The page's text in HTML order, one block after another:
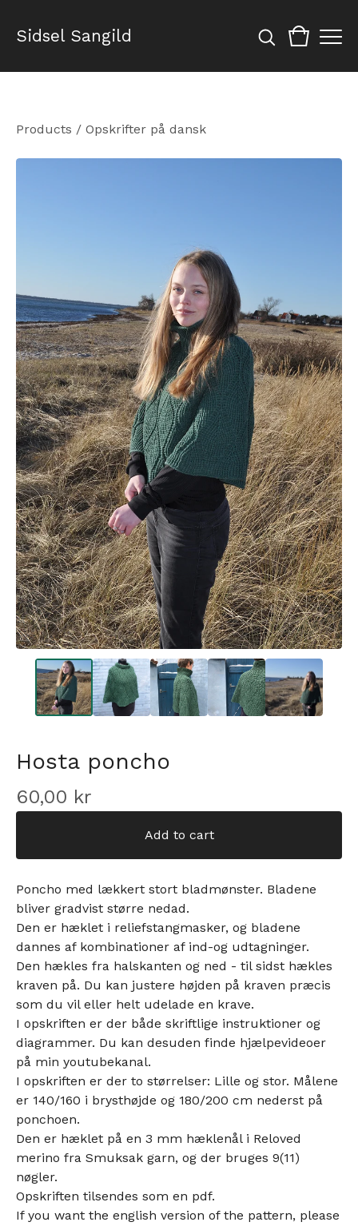
Sidsel Sangild
Products / Opskrifter på dansk
Hosta poncho
60,00 kr
Add to cart
Poncho med lækkert stort bladmønster. Bladene
bliver gradvist større nedad.
Den er hæklet i reliefstangmasker, og bladene
dannes af kombinationer af ind-og udtagninger.
Den hækles fra halskanten og ned - til sidst hækles
kraven på. Du kan justere højden på kraven præcis
som du vil eller helt udelade en krave.
I opskriften er der både skriftlige instruktioner og
diagrammer. Du kan desuden finde hjælpevideoer
på min youtubekanal.
I opskriften er der to størrelser: Lille og stor. Målene
er 140/160 i brysthøjde og 180/200 cm nederst på
ponchoen.
Den er hæklet på en 3 mm hæklenål i Reloved
merino fra Smuksak garn, og der bruges 9(11)
nøgler.
Opskriften tilsendes som en pdf.
If you want the english version of the pattern, please